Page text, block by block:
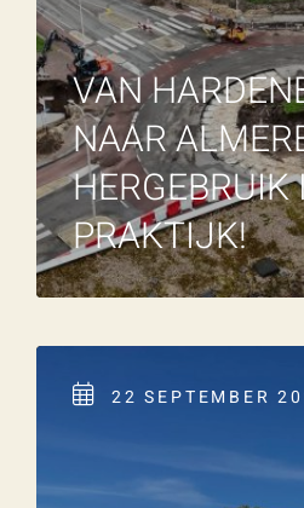
VAN
NAAR
HERGEBRUIK
PRAKTIJK!
22 SEPTEMBER